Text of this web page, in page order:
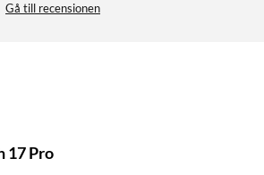
Gå till recensionen
17 Pro